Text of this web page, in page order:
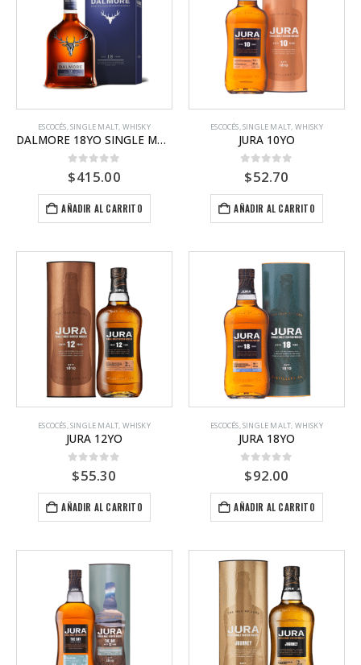
ESCOCÉS,SINGLE MALT, WHISKY
DALMORE 18YO SINGLE MALT
0out of 5
$415.00
AÑADIR AL CARRITO
ESCOCÉS,SINGLE MALT, WHISKY
JURA 10YO
0out of 5
$52.70
AÑADIR AL CARRITO
ESCOCÉS,SINGLE MALT, WHISKY
JURA 12YO
0out of 5
$55.30
AÑADIR AL CARRITO
ESCOCÉS,SINGLE MALT, WHISKY
JURA 18YO
0out of 5
$92.00
AÑADIR AL CARRITO